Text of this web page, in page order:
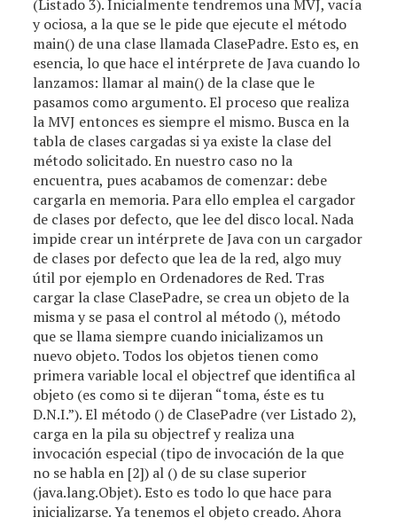
(Listado 3). Inicialmente tendremos una MVJ, vacía
y ociosa, a la que se le pide que ejecute el método
main() de una clase llamada ClasePadre. Esto es, en
esencia, lo que hace el intérprete de Java cuando lo
lanzamos: llamar al main() de la clase que le
pasamos como argumento. El proceso que realiza
la MVJ entonces es siempre el mismo. Busca en la
tabla de clases cargadas si ya existe la clase del
método solicitado. En nuestro caso no la
encuentra, pues acabamos de comenzar: debe
cargarla en memoria. Para ello emplea el cargador
de clases por defecto, que lee del disco local. Nada
impide crear un intérprete de Java con un cargador
de clases por defecto que lea de la red, algo muy
útil por ejemplo en Ordenadores de Red. Tras
cargar la clase ClasePadre, se crea un objeto de la
misma y se pasa el control al método (), método
que se llama siempre cuando inicializamos un
nuevo objeto. Todos los objetos tienen como
primera variable local el objectref que identifica al
objeto (es como si te dijeran “toma, éste es tu
D.N.I.”). El método () de ClasePadre (ver Listado 2),
carga en la pila su objectref y realiza una
invocación especial (tipo de invocación de la que
no se habla en [2]) al () de su clase superior
(java.lang.Objet). Esto es todo lo que hace para
inicializarse. Ya tenemos el objeto creado. Ahora